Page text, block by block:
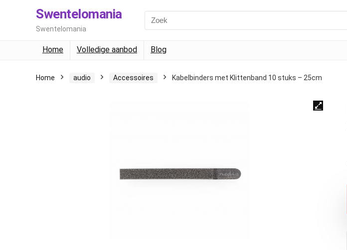
Swentelomania
Swentelomania
Home Volledige aanbod Blog
Home audio Accessoires Kabelbinders met Klittenband 10 stuks – 25cm